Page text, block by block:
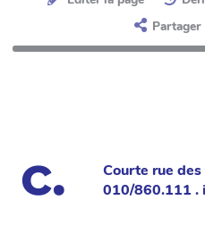
Partager
Courte rue
010/860.111 .